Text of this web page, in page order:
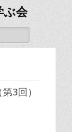
ぶ会
3回）